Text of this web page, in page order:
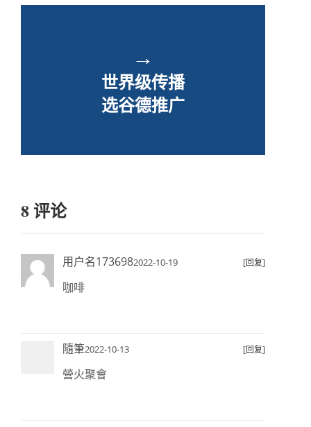
→
世界级传播
选谷德推广
8 评论
用户名1736982022-10-19 [回复]
咖啡
隨筆2022-10-13 [回复]
營火聚會